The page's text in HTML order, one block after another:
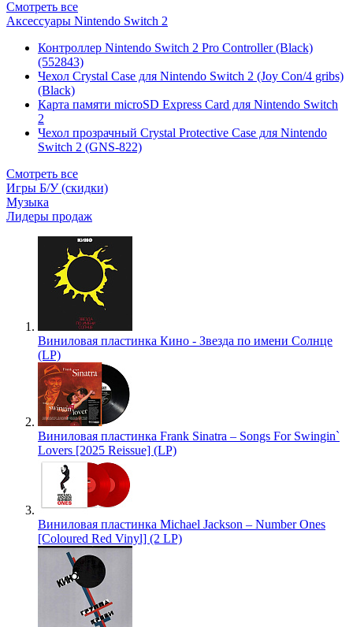
Смотреть все
Аксессуары Nintendo Switch 2
Контроллер Nintendo Switch 2 Pro Controller (Black)
(552843)
Чехол Сrystal Сase для Nintendo Switch 2 (Joy Con/4 gribs)
(Black)
Карта памяти microSD Express Card для Nintendo Switch
2
Чехол прозрачный Crystal Protective Case для Nintendo
Switch 2 (GNS-822)
Смотреть все
Игры Б/У (скидки)
Музыка
Лидеры продаж
Виниловая пластинка Кино - Звезда по имени Солнце
(LP)
Виниловая пластинка Frank Sinatra – Songs For Swingin`
Lovers [2025 Reissue] (LP)
Виниловая пластинка Michael Jackson – Number Ones
[Coloured Red Vinyl] (2 LP)